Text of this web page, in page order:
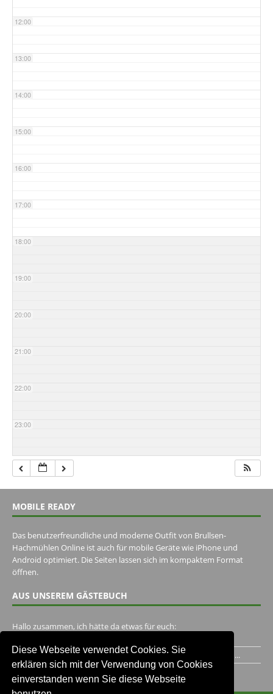
Diese Webseite verwendet Cookies. Sie
erklären sich mit der Verwendung von Cookies
einverstanden wenn Sie diese Webseite
12:00
13:00
14:00
15:00
16:00
17:00
18:00
19:00
20:00
21:00
22:00
23:00
MOBILE READY
Das benutzerfreundliche und moderne Outfit von Brullsen-
Hachmühlen Online ist auch für mobile Geräte wie iPhone und
Android optimiert. Die Seiten lassen sich im kompaktem Format
öffnen.
AUS UNSEREM GÄSTEBUCH
Hallo zusammen, ich hätte da etwas für euch:
Ich habe ein Jahr im Gasthaus Hugo Pape verbracht..Habe ihn...
Unser Gästebuch besuchen